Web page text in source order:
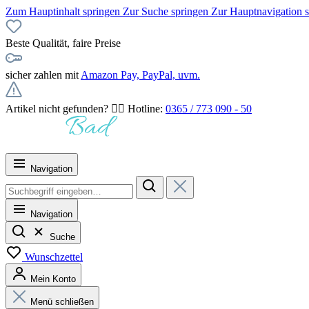
Zum Hauptinhalt springen Zur Suche springen Zur Hauptnavigation
Beste Qualität, faire Preise
sicher zahlen mit Amazon Pay, PayPal, uvm.
Artikel nicht gefunden? 👉🏻 Hotline: 0365 / 773 090 - 50
Navigation
Navigation
Suche
Wunschzettel
Mein Konto
Menü schließen